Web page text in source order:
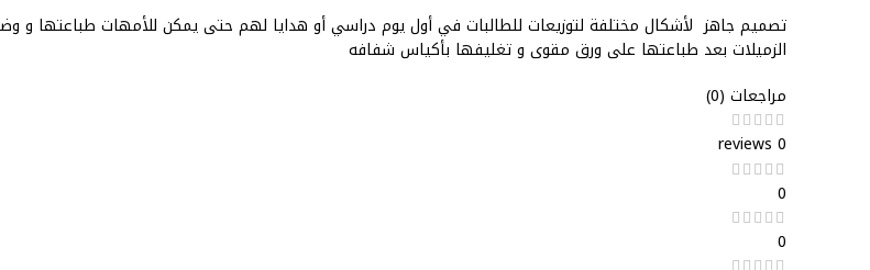
تصميم جاهز لأشكال مختلفة لتوزيعات للطالبات في أول يوم دراسي أو هدايا لهم حتى يمكن للأمهات طباعتها و وضع
الزميلات بعد طباعتها على ورق مقوى و تغليفها بأكياس شفافه
مراجعات (0)
0 reviews
0
0